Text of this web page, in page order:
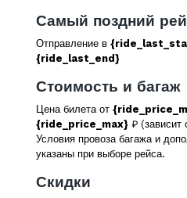
Самый поздний
Отправление в
{ride_last_end}
Стоимость и багаж
Цена билета от
{ride_price_max} ₽ (зависит
Условия провоза багажа и
указаны при выборе рейса.
Скидки